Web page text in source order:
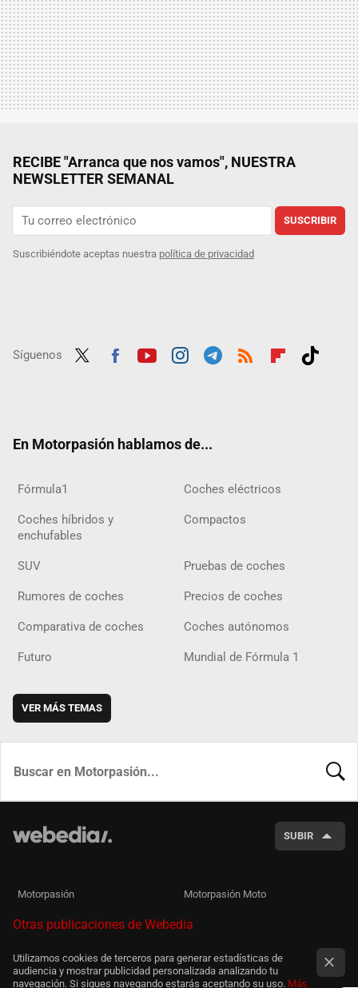
RECIBE "Arranca que nos vamos", NUESTRA
NEWSLETTER SEMANAL
SUSCRIBIR
Suscribiéndote aceptas nuestra política de privacidad
Síguenos
En Motorpasión hablamos de...
Fórmula1 Coches eléctricos
Coches híbridos y
enchufables
Compactos
SUV Pruebas de coches
Rumores de coches Precios de coches
Comparativa de coches Coches autónomos
Futuro Mundial de Fórmula 1
VER MÁS TEMAS
SUBIR
Motorpasión Motorpasión Moto
Otras publicaciones de Webedia
Utilizamos cookies de terceros para generar estadísticas de
audiencia y mostrar publicidad personalizada analizando tu
navegación. Si sigues navegando estarás aceptando su uso. Más